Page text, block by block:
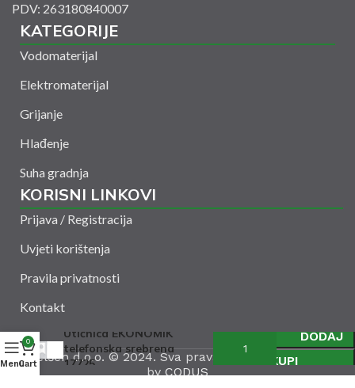
PDV: 263180840007
KATEGORIJE
Vodomaterijal
Elektromaterijal
Grijanje
Hlađenje
Suha gradnja
KORISNI LINKOVI
Prijava / Registracija
Uvjeti korištenja
Pravila privatnosti
Kontakt
Amelšeh d.o.o. © 2024. Sva prava zadržana. Powered
byCODUS
Utičnica EKONOMIK
telefonska srebrena
17725
DODAJ
KUPI
Menu
0
Cart